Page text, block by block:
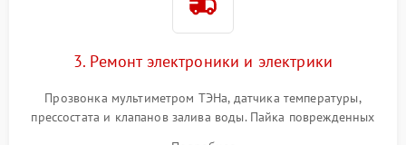
3. Ремонт электроники и электрики
Прозвонка мультиметром ТЭНа, датчика температуры,
прессостата и клапанов залива воды. Пайка поврежденных